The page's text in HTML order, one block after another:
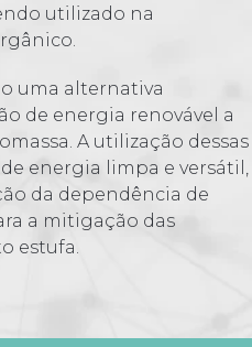
utilizado na
uma alternativa
de energia renovável a
A utilização dessas
energia limpa e versátil,
da dependência de
a mitigação das
estufa.